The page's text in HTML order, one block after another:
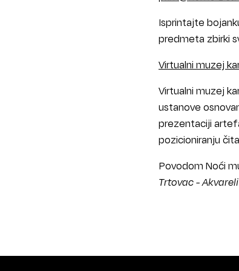
Isprintajte
predmeta zbirki
Virtualni muzej
Virtualni muzej
ustanove
prezentaciji
pozicioniranju
Povodom Noći
Trtovac -